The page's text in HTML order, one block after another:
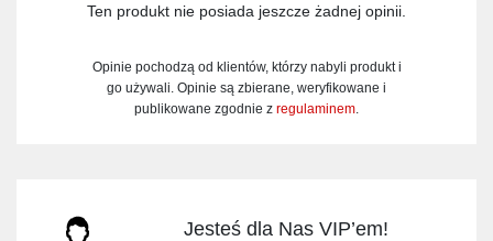
Ten produkt nie posiada jeszcze żadnej opinii.
Opinie pochodzą od klientów, którzy nabyli produkt i
go używali. Opinie są zbierane, weryfikowane i
publikowane zgodnie z regulaminem
Jesteś dla Nas VIP’em!